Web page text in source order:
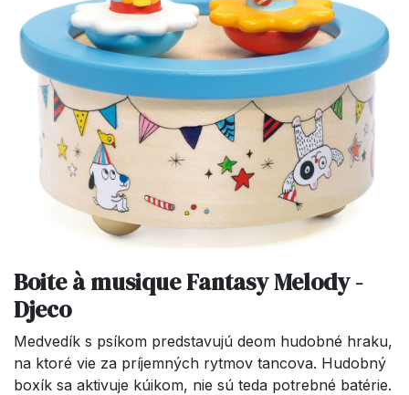
Boite à musique Fantasy Melody -
Djeco
Medvedík s psíkom predstavujú deom hudobné hraku,
na ktoré vie za príjemných rytmov tancova. Hudobný
boxík sa aktivuje kúikom, nie sú teda potrebné batérie.